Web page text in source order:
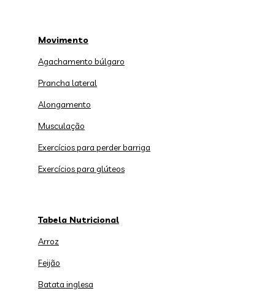
Movimento
Agachamento búlgaro
Prancha lateral
Alongamento
Musculação
Exercícios para perder barriga
Exercícios para glúteos
Tabela Nutricional
Arroz
Feijão
Batata inglesa